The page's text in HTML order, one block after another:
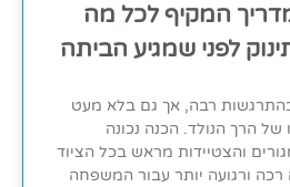
המקיף לכל מה
לפני שמגיע הביתה
בהתרגשות רבה, אך גם בלא מעט
הרך הנולד. הכנה נכונה
והצטיידות מראש בכל הציוד
ורגועה יותר עבור המשפחה